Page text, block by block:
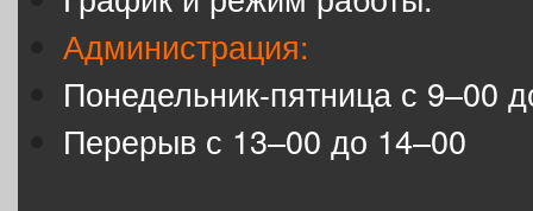
Администрация:
Понедельник-пятница с 9–00
Перерыв с 13–00 до 14–00